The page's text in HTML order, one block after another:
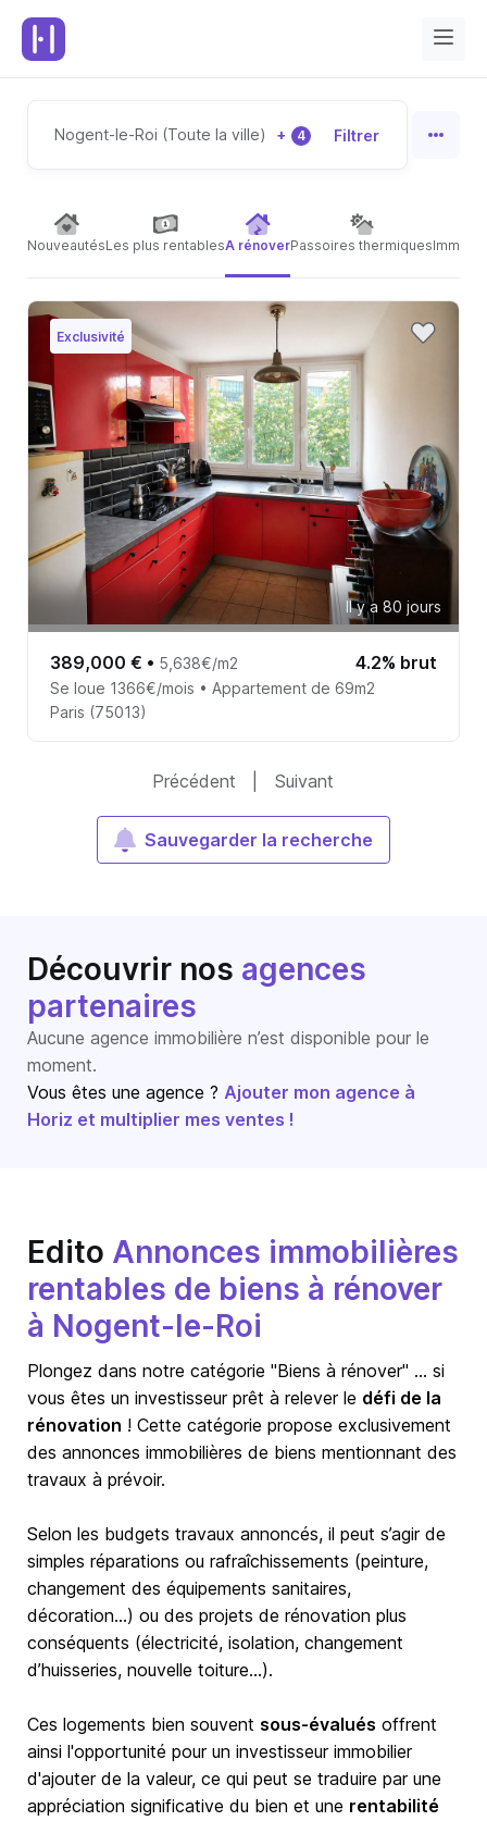
Nogent-le-Roi (Toute la ville) + 4 Filtrer
NouveautésLes plus rentablesA rénoverPassoires thermiques
Exclusivité
Il y a 80 jours
389,000 € • 5,638€/m2 4.2% brut
Se loue 1366€/mois • Appartement de 69m2
Paris (75013)
Précédent Suivant
Sauvegarder la recherche
Découvrir nos agences
partenaires
Aucune agence immobilière n’est disponible pour le
moment.
Vous êtes une agence ? Ajouter mon agence à
Horiz et multiplier mes ventes !
Edito Annonces immobilières
rentables de biens à rénover
à Nogent-le-Roi
Plongez dans notre catégorie "Biens à rénover" … si
vous êtes un investisseur prêt à relever le défi de la
rénovation ! Cette catégorie propose exclusivement
des annonces immobilières de biens mentionnant des
travaux à prévoir.
Selon les budgets travaux annoncés, il peut s’agir de
simples réparations ou rafraîchissements (peinture,
changement des équipements sanitaires,
décoration…) ou des projets de rénovation plus
conséquents (électricité, isolation, changement
d’huisseries, nouvelle toiture…).
Ces logements bien souvent sous-évalués offrent
ainsi l'opportunité pour un investisseur immobilier
d'ajouter de la valeur, ce qui peut se traduire par une
appréciation significative du bien et une rentabilité